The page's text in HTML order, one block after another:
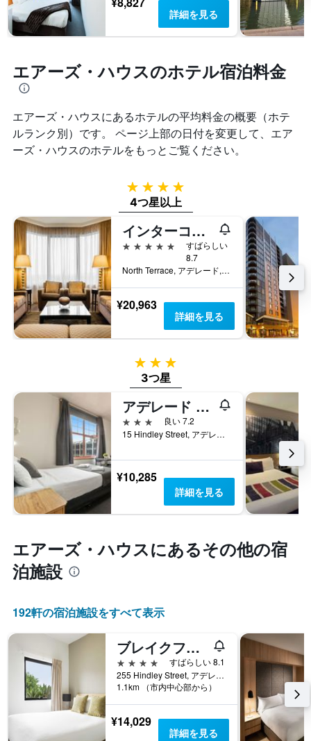
詳細を見る
エアーズ・ハウスのホテル宿泊料金
エアーズ・ハウス​にあるホテルの平均料金の概要（ホテ
ルランク別）です。 ページ上部の日付を変更して、エア
ーズ・ハウス​のホテルをもっとご覧ください。
4つ星
4つ星以上
インターコンチネンタル アデレード
5つ星
すばらしい
8.7
North Terrace, アデレード, SA, オーストラリア
¥20,963
詳細を見る
3つ星
3つ星
アデレード パリンガ
3つ星
良い 7.2
15 Hindley Street, アデレード, SA, オーストラリア
¥10,285
詳細を見る
エアーズ・ハウス​にあるその他の宿
泊施設
192​軒の宿泊施設をすべて表示
ブレイクフリー アデレード
4つ星
すばらしい 8.1
255 Hindley Street, アデレード, SA, オーストラリア
1.1km （市内中心部から）
¥14,029
詳細を見る